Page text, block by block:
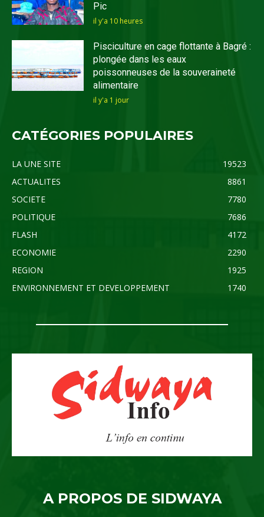
Pic
il y'a 10 heures
Pisciculture en cage flottante à Bagré :
plongée dans les eaux
poissonneuses de la souveraineté
alimentaire
il y'a 1 jour
CATÉGORIES POPULAIRES
LA UNE SITE
19523
ACTUALITES
8861
SOCIETE
7780
POLITIQUE
7686
FLASH
4172
ECONOMIE
2290
REGION
1925
ENVIRONNEMENT ET DEVELOPPEMENT
1740
A PROPOS DE SIDWAYA